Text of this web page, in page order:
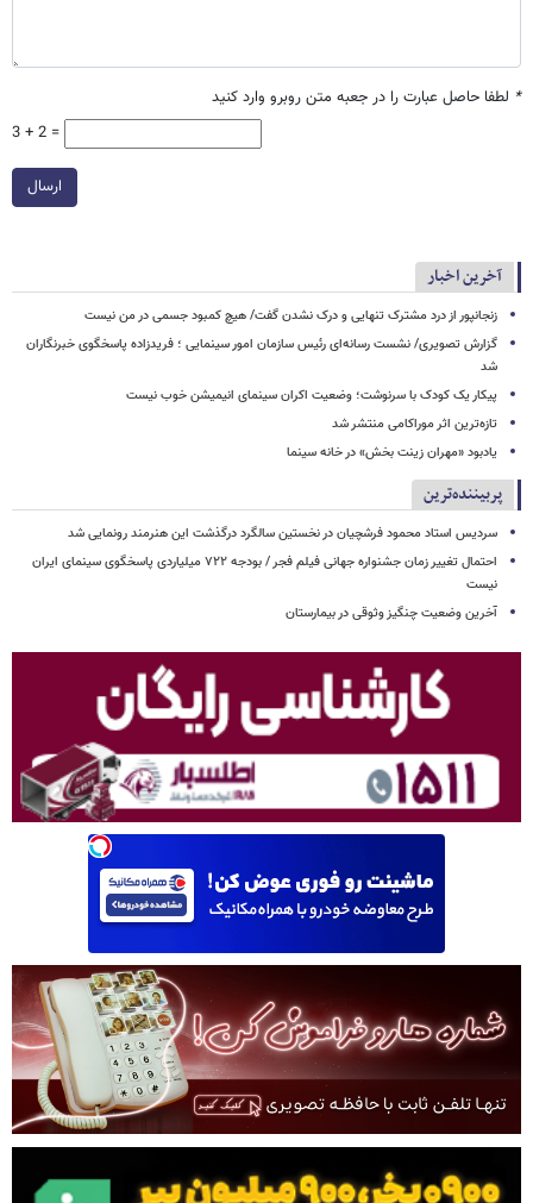
* لطفا حاصل عبارت را در جعبه متن روبرو وارد کنید
3 + 2 =
ارسال
آخرین اخبار
زنجانپور از درد مشترک تنهایی و درک نشدن گفت/ هیچ کمبود جسمی در من نیست
گزارش تصویری/ نشست رسانه‌ای رئیس سازمان امور سینمایی ؛ فریدزاده پاسخگوی خبرنگاران
شد
پیکار یک کودک با سرنوشت؛ وضعیت اکران سینمای انیمیشن خوب نیست
تازه‌ترین اثر موراکامی منتشر شد
یادبود «مهران زینت بخش» در خانه سینما
پربیننده‌ترین
سردیس استاد محمود فرشچیان در نخستین سالگرد درگذشت این هنرمند رونمایی شد
احتمال تغییر زمان جشنواره جهانی فیلم فجر / بودجه ۷۲۲ میلیاردی پاسخگوی سینمای ایران
نیست
آخرین وضعیت چنگیز وثوقی در بیمارستان